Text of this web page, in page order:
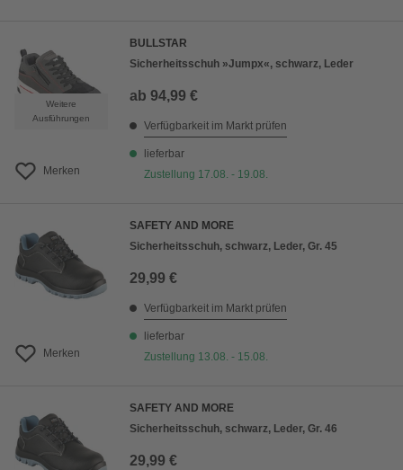
Weitere
Ausführungen
Merken
BULLSTAR
Sicherheitsschuh »Jumpx«, schwarz, Leder
ab 94,99 €
Verfügbarkeit im Markt prüfen
lieferbar
Zustellung 17.08. - 19.08.
Merken
SAFETY AND MORE
Sicherheitsschuh, schwarz, Leder, Gr. 45
29,99 €
Verfügbarkeit im Markt prüfen
lieferbar
Zustellung 13.08. - 15.08.
SAFETY AND MORE
Sicherheitsschuh, schwarz, Leder, Gr. 46
29,99 €